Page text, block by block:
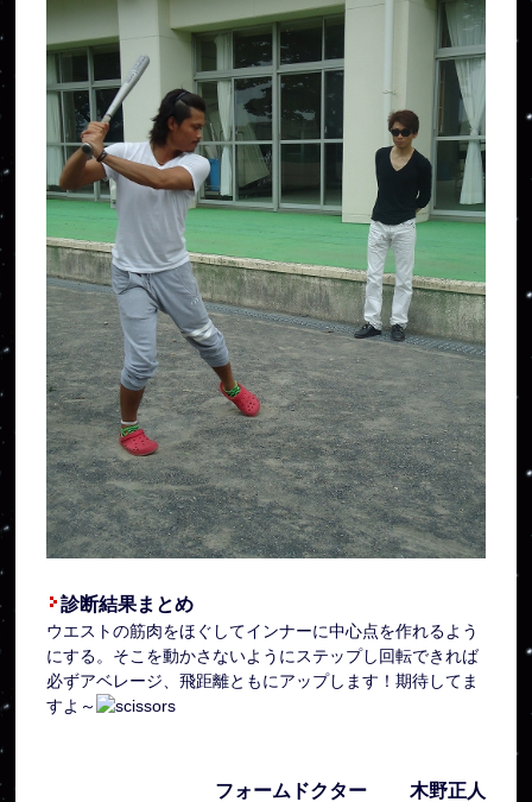
診断結果まとめ
ウエストの筋肉をほぐしてインナーに中心点を作れるよう
にする。そこを動かさないようにステップし回転できれば
必ずアベレージ、飛距離ともにアップします！期待してま
すよ～
フォームドクター 木野正人